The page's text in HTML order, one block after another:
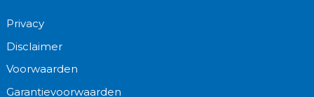
Privacy
Disclaimer
Voorwaarden
Garantievoorwaarden